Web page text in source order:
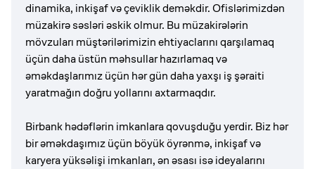
dinamika, inkişaf və çeviklik deməkdir. Ofislərimizdən
müzakirə səsləri əskik olmur. Bu müzakirələrin
mövzuları müştərilərimizin ehtiyaclarını qarşılamaq
üçün daha üstün məhsullar hazırlamaq və
əməkdaşlarımız üçün hər gün daha yaxşı iş şəraiti
yaratmağın doğru yollarını axtarmaqdır.
Birbank hədəflərin imkanlara qovuşduğu yerdir. Biz hər
bir əməkdaşımız üçün böyük öyrənmə, inkişaf və
karyera yüksəlişi imkanları, ən əsası isə ideyalarını